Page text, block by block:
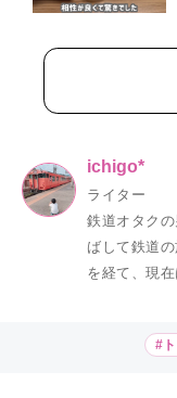
ichigo*
ライター
鉄道オタク
ばして鉄道
を経て、現
#